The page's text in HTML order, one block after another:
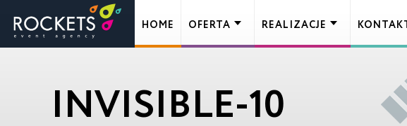
INVISIBLE-10
HOME OFERTA REALIZACJE KONTAKT